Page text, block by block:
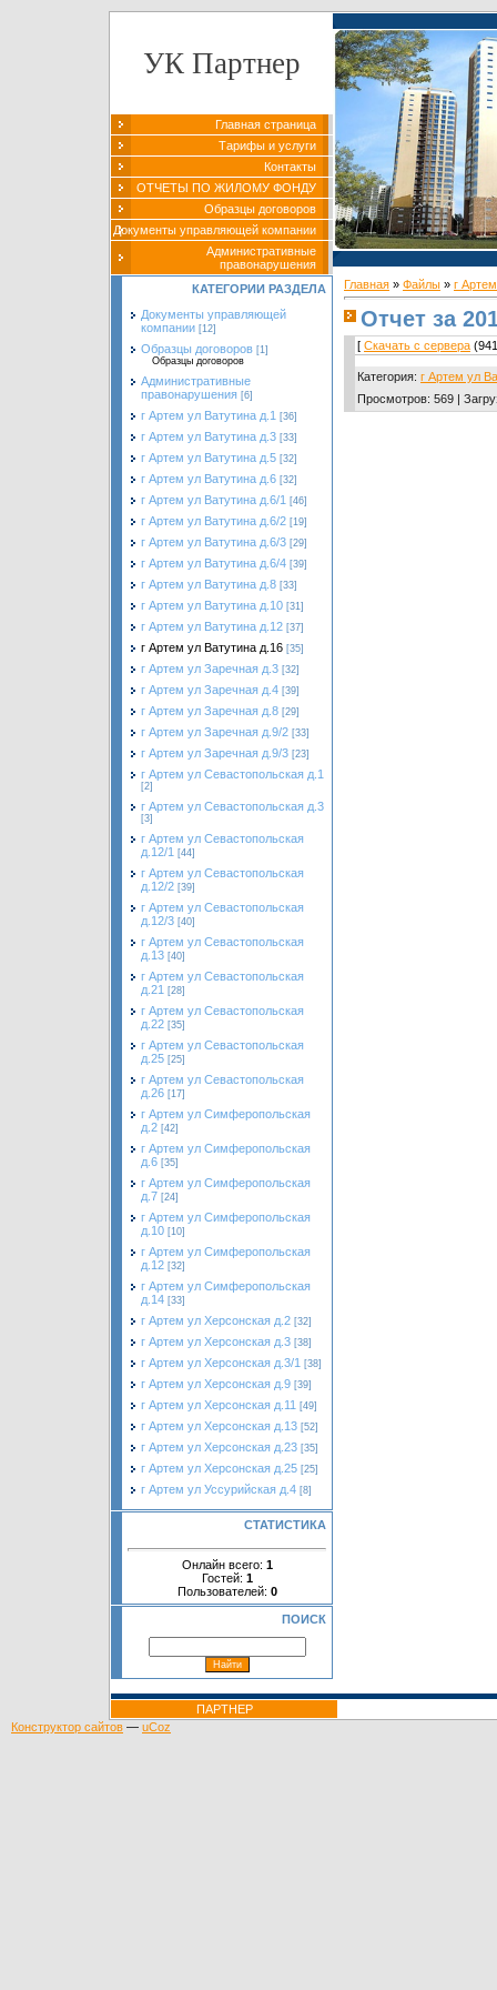
УК Партнер
Главная страница
Тарифы и услуги
Контакты
ОТЧЕТЫ ПО ЖИЛОМУ ФОНДУ
Образцы договоров
Документы управляющей компании
Административные
правонарушения
КАТЕГОРИИ РАЗДЕЛА
Документы управляющей
компании [12]
Образцы договоров [1]
Образцы договоров
Административные
правонарушения [6]
г Артем ул Ватутина д.1 [36]
г Артем ул Ватутина д.3 [33]
г Артем ул Ватутина д.5 [32]
г Артем ул Ватутина д.6 [32]
г Артем ул Ватутина д.6/1 [46]
г Артем ул Ватутина д.6/2 [19]
г Артем ул Ватутина д.6/3 [29]
г Артем ул Ватутина д.6/4 [39]
г Артем ул Ватутина д.8 [33]
г Артем ул Ватутина д.10 [31]
г Артем ул Ватутина д.12 [37]
г Артем ул Ватутина д.16 [35]
г Артем ул Заречная д.3 [32]
г Артем ул Заречная д.4 [39]
г Артем ул Заречная д.8 [29]
г Артем ул Заречная д.9/2 [33]
г Артем ул Заречная д.9/3 [23]
г Артем ул Севастопольская д.1
[2]
г Артем ул Севастопольская д.3
[3]
г Артем ул Севастопольская
д.12/1 [44]
г Артем ул Севастопольская
д.12/2 [39]
г Артем ул Севастопольская
д.12/3 [40]
г Артем ул Севастопольская
д.13 [40]
г Артем ул Севастопольская
д.21 [28]
г Артем ул Севастопольская
д.22 [35]
г Артем ул Севастопольская
д.25 [25]
г Артем ул Севастопольская
д.26 [17]
г Артем ул Симферопольская
д.2 [42]
г Артем ул Симферопольская
д.6 [35]
г Артем ул Симферопольская
д.7 [24]
г Артем ул Симферопольская
д.10 [10]
г Артем ул Симферопольская
д.12 [32]
г Артем ул Симферопольская
д.14 [33]
г Артем ул Херсонская д.2 [32]
г Артем ул Херсонская д.3 [38]
г Артем ул Херсонская д.3/1 [38]
г Артем ул Херсонская д.9 [39]
г Артем ул Херсонская д.11 [49]
г Артем ул Херсонская д.13 [52]
г Артем ул Херсонская д.23 [35]
г Артем ул Херсонская д.25 [25]
г Артем ул Уссурийская д.4 [8]
СТАТИСТИКА
Онлайн всего: 1
Гостей: 1
Пользователей: 0
ПОИСК
Главная » Файлы » г
Отчет за
[ Скачать с сервера
Категория: г Артем ул
Просмотров: 569 |
ПАРТНЕР
Конструктор сайтов — uCoz